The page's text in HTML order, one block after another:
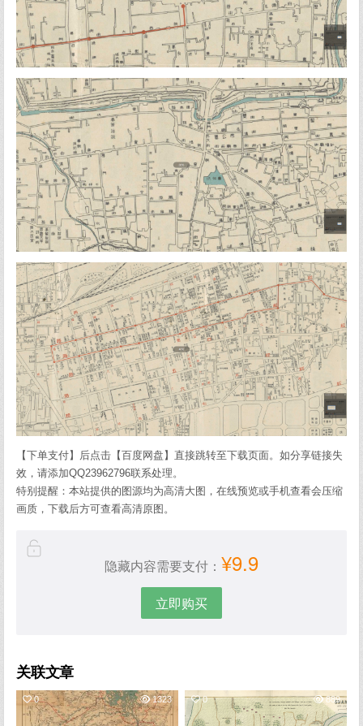
【下单支付】后点击【百度网盘】直接跳转至下载页面。如分享链接失
效，请添加QQ23962796联系处理。
特别提醒：本站提供的图源均为高清大图，在线预览或手机查看会压缩
画质，下载后方可查看高清原图。
隐藏内容需要支付： ¥9.9
立即购买
关联文章
0 1323 0 889